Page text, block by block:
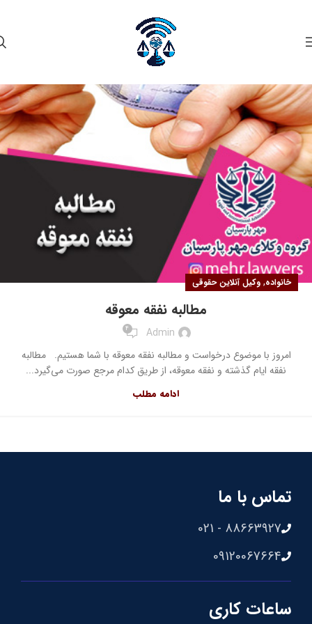
خانواده, وکیل آنلاین حقوقی
مطالبه نفقه معوقه
Admin
4
امروز با موضوع درخواست و مطالبه نفقه معوقه با شما هستیم. مطالبه
نفقه ایام گذشته و نفقه معوقه، از طریق کدام مرجع صورت می‌گیرد...
ادامه مطلب
تماس با ما
88663927 - 021
09120067664
ساعات کاری